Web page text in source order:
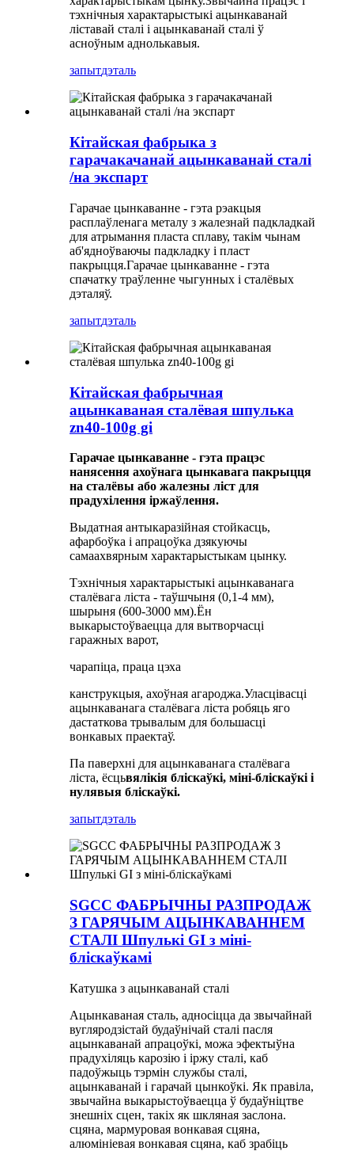
тэхнічныя характарыстыкі ацынкаванай
ліставай сталі і ацынкаванай сталі ў
асноўным аднолькавыя.
запытдэталь
Кітайская фабрыка з
гарачакачанай ацынкаванай сталі
/на экспарт
Гарачае цынкаванне - гэта рэакцыя
расплаўленага металу з жалезнай падкладкай
для атрымання пласта сплаву, такім чынам
аб'ядноўваючы падкладку і пласт
пакрыцця.Гарачае цынкаванне - гэта
спачатку траўленне чыгунных і сталёвых
дэталяў.
запытдэталь
Кітайская фабрычная
ацынкаваная сталёвая шпулька
zn40-100g gi
Гарачае цынкаванне - гэта працэс
нанясення ахоўнага цынкавага пакрыцця
на сталёвы або жалезны ліст для
прадухілення іржаўлення.
Выдатная антыкаразійная стойкасць,
афарбоўка і апрацоўка дзякуючы
самаахвярным характарыстыкам цынку.
Тэхнічныя характарыстыкі ацынкаванага
сталёвага ліста - таўшчыня (0,1-4 мм),
шырыня (600-3000 мм).Ён
выкарыстоўваецца для вытворчасці
гаражных варот,
чарапіца, праца цэха
канструкцыя, ахоўная агароджа.Уласцівасці
ацынкаванага сталёвага ліста робяць яго
дастаткова трывалым для большасці
вонкавых праектаў.
Па паверхні для ацынкаванага сталёвага
ліста, ёсцьвялікія бліскаўкі, міні-бліскаўкі і
нулявыя бліскаўкі.
запытдэталь
SGCC ФАБРЫЧНЫ РАЗПРОДАЖ
З ГАРЯЧЫМ АЦЫНКАВАННЕМ
СТАЛІ Шпулькі GI з міні-
бліскаўкамі
Катушка з ацынкаванай сталі
Ацынкаваная сталь, адносіцца да звычайнай
вугляродзістай будаўнічай сталі пасля
ацынкаванай апрацоўкі, можа эфектыўна
прадухіляць карозію і іржу сталі, каб
падоўжыць тэрмін службы сталі,
ацынкаванай і гарачай цынкоўкі. Як правіла,
звычайна выкарыстоўваецца ў будаўніцтве
знешніх сцен, такіх як шкляная заслона.
сцяна, мармуровая вонкавая сцяна,
алюмініевая вонкавая сцяна, каб зрабіць